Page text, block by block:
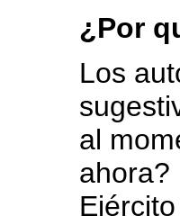
¿Por
Los
al
ahora?